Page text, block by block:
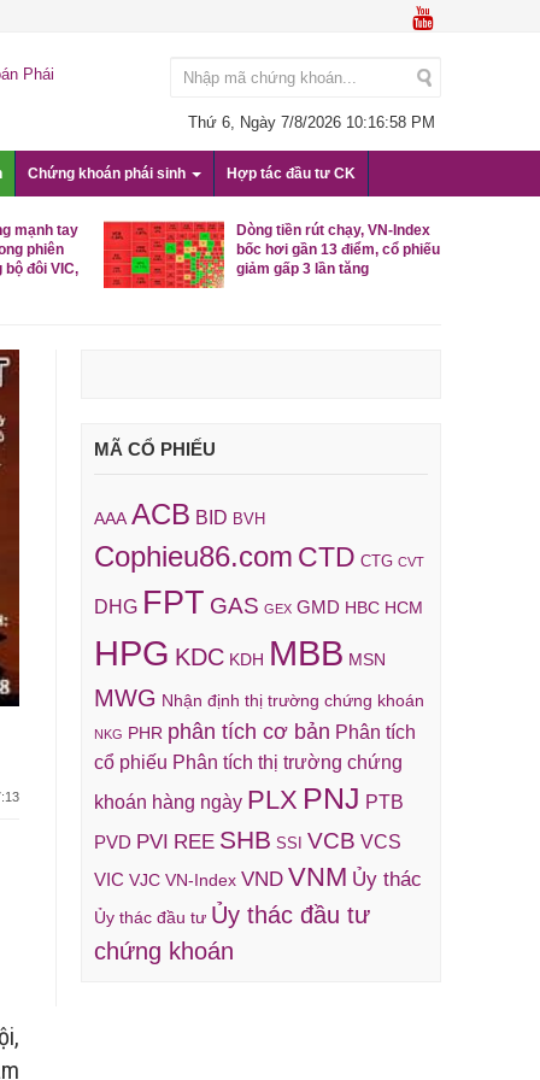
Phái
Thứ 6, Ngày 7/8/2026 10:16:59 PM
Chứng khoán phái sinh Hợp tác đầu tư CK
sản lao
đỡ nổi
Khối ngoại mạnh tay bán ròng
gần 1.200 tỷ đồng trong phiên
13/9, đâu là tâm điểm?
MÃ CỔ PHIẾU
AAA ACB BID BVH
Cophieu86.com CTD CTG CVT
DHG FPT GAS GEX GMD HBC HCM
HPG KDC KDH MBB MSN
MWG Nhận định thị trường chứng khoán
NKG PHR phân tích cơ bản Phân tích
cổ phiếu Phân tích thị trường chứng
khoán hàng ngày PLX PNJ PTB
PVD PVI REE SHB SSI VCB VCS
VIC VJC VN-Index VND VNM Ủy thác
Ủy thác đầu tư Ủy thác đầu tư
chứng khoán